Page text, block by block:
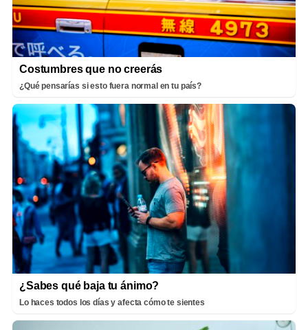
Costumbres que no creerás
¿Qué pensarías si esto fuera normal en tu país?
¿Sabes qué baja tu ánimo?
Lo haces todos los días y afecta cómo te sientes